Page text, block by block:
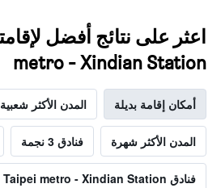
metro - Xindian Station
أمكان إقامة بديلة المدن الأكثر شعبية
المدن الأكثر شهرة فنادق 3 نجمة
فنادق Taipei metro - Xindian Station الرائجة